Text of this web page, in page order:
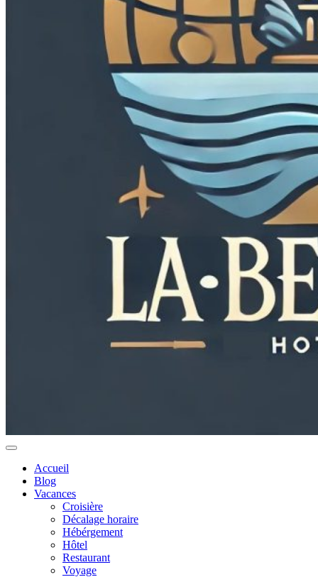
Accueil
Blog
Vacances
Croisière
Décalage horaire
Hébérgement
Hôtel
Restaurant
Voyage